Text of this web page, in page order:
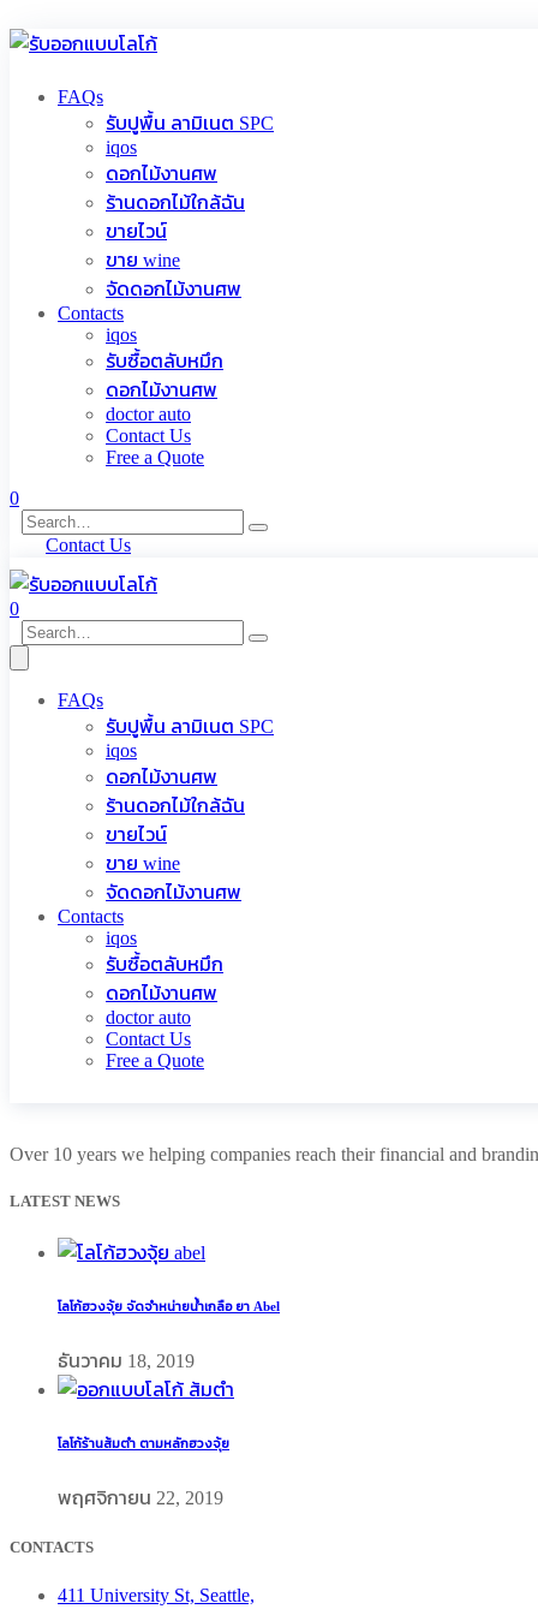
FAQs
รับปูพื้น ลามิเนต SPC
iqos
ดอกไม้งานศพ
ร้านดอกไม้ใกล้ฉัน
ขายไวน์
ขาย wine
จัดดอกไม้งานศพ
Contacts
iqos
รับซื้อตลับหมึก
ดอกไม้งานศพ
doctor auto
Contact Us
Free a Quote
0
Contact Us
0
FAQs
รับปูพื้น ลามิเนต SPC
iqos
ดอกไม้งานศพ
ร้านดอกไม้ใกล้ฉัน
ขายไวน์
ขาย wine
จัดดอกไม้งานศพ
Contacts
iqos
รับซื้อตลับหมึก
ดอกไม้งานศพ
doctor auto
Contact Us
Free a Quote
Over 10 years we helping companies reach their financial and
LATEST NEWS
โลโก้ฮวงจุ้ย จัดจำหน่ายน้ำเกลือ ยา Abel
ธันวาคม 18, 2019
โลโก้ร้านส้มตำ ตามหลักฮวงจุ้ย
พฤศจิกายน 22, 2019
CONTACTS
411 University St, Seattle,